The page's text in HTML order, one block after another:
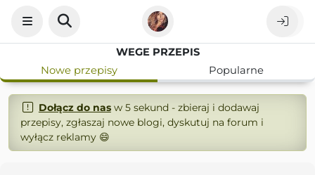
WEGE PRZEPIS
Nowe przepisy
Popularne
Dołącz do nasw 5 sekund - zbieraj i dodawaj
przepisy, zgłaszaj nowe blogi, dyskutuj na forum i
wyłącz reklamy 😄